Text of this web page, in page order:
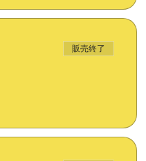
販売終了